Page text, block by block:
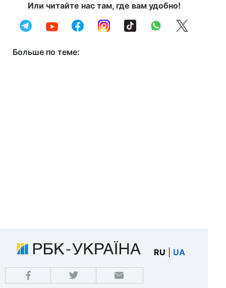
Или читайте нас там, где вам удобно!
Больше по теме:
RU UA